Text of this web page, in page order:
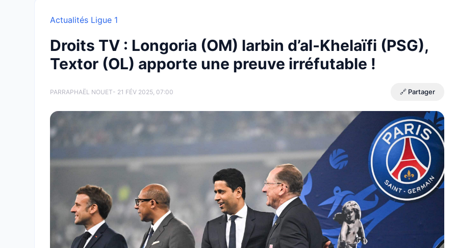
Actualités Ligue 1
Droits TV : Longoria (OM) larbin d’al-Khelaïfi (PSG),
Textor (OL) apporte une preuve irréfutable !
PARRAPHAËL NOUET- 21 FÉV 2025, 07:00 🔗 Partager